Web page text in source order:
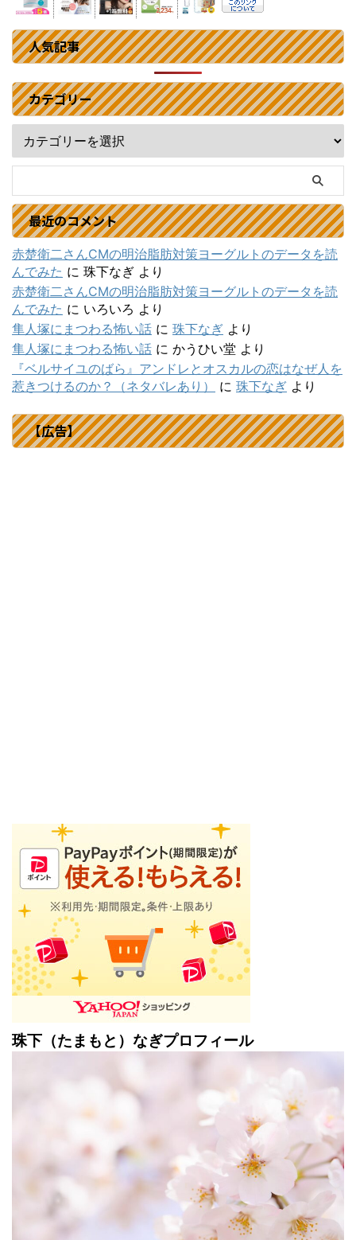
人気記事
カテゴリー
最近のコメント
赤楚衛二さんCMの明治脂肪対策ヨーグルトのデータを読
んでみた に 珠下なぎ より
赤楚衛二さんCMの明治脂肪対策ヨーグルトのデータを読
んでみた に いろいろ より
隼人塚にまつわる怖い話 に 珠下なぎ より
隼人塚にまつわる怖い話 に かうひい堂 より
『ベルサイユのばら』アンドレとオスカルの恋はなぜ人を
惹きつけるのか？（ネタバレあり）
に 珠下なぎ より
【広告】
珠下（たまもと）なぎプロフィール